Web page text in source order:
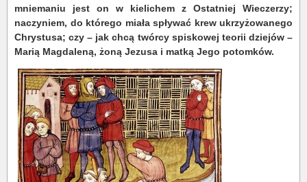
mniemaniu jest on w kielichem z Ostatniej Wieczerzy;
naczyniem, do którego miała spływać krew ukrzyżowanego
Chrystusa; czy – jak chcą twórcy spiskowej teorii dziejów –
Marią Magdaleną, żoną Jezusa i matką Jego potomków.